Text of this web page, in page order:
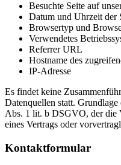
Besuchte Seite auf
Datum und Uhrzeit der
Browsertyp und
Verwendetes
Referrer URL
Hostname des
IP-Adresse
Es findet keine
Datenquellen statt.
Abs. 1 lit. b DSGVO, der die
eines Vertrags oder
Kontaktformular